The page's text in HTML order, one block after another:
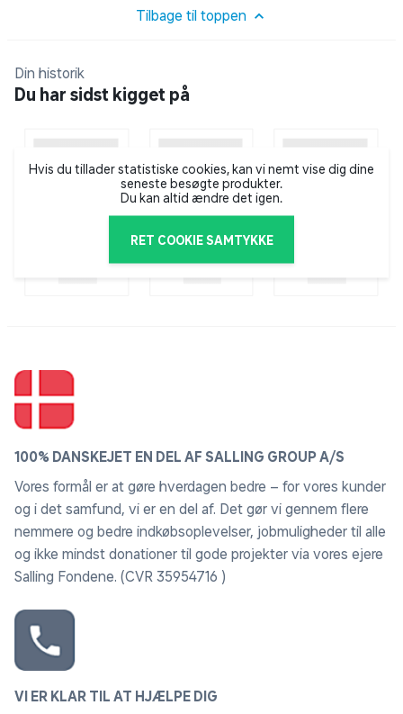
ultrakompakte enhed forsynes med strøm af et slankt
kabel, som har to føringsmuligheder - opad eller nedad
Automatisk hændelseregistering
Når kameraet er sluttet til køretøjets strømkilde, kan du
bare indstille det og glemme det. Kameraet optager
løbende og gemmer automatisk video af registrerede
Garmin Clarity Polarisator
forruden - takket være den indbyggede Garmin Clarity
polarisationsforbedring af objektivet.
Se og del videoer
Med et betalt Vault abonnement og Wifi tilslutning, er
gemte videoklip tilgængelige ved hjælp af Garmin
Drive appen på din kompatible smartphone.
Tilbage til toppen
Din historik
Du har sidst kigget på
Hvis du tillader statistiske cookies, kan vi nemt vise dig dine
seneste besøgte produkter.
Du kan altid ændre det igen.
RET COOKIE SAMTYKKE
100% DANSKEJET EN DEL AF SALLING GROUP A/S
Vores formål er at gøre hverdagen bedre – for vores kunder
og i det samfund, vi er en del af. Det gør vi gennem flere
nemmere og bedre indkøbsoplevelser, jobmuligheder til alle
og ikke mindst donationer til gode projekter via vores ejere
Salling Fondene. (CVR 35954716 )
VI ER KLAR TIL AT HJÆLPE DIG